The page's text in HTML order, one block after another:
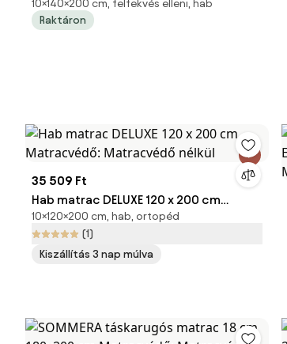
Matracvédő: Matracvédővel
10×140×200 cm, felfekvés elleni, hab
Raktáron
35 509 Ft
Hab matrac DELUXE 120 x 200 cm
Matracvédő: Matracvédő nélkül
10×120×200 cm, hab, ortopéd
(1)
Kiszállítás 3 nap múlva